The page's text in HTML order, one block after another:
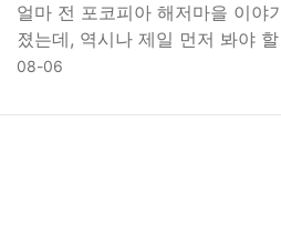
얼마 전 포코피아 해저마을 이야
졌는데, 역시나 제일 먼저 봐야
08-06